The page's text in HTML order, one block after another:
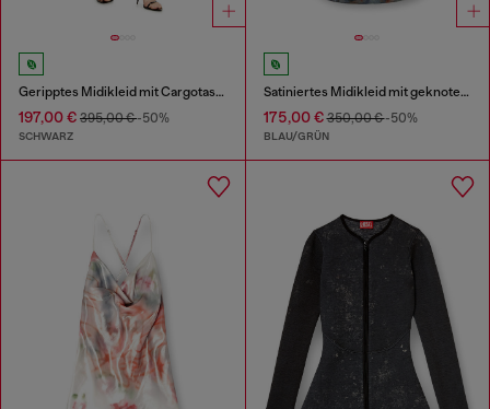
Geripptes Midikleid mit Cargotaschen
197,00 € 395,00 €-50%
SCHWARZ
Satiniertes Midikleid mit geknotetem Oberteil
175,00 €350,00 €-50%
BLAU/GRÜN